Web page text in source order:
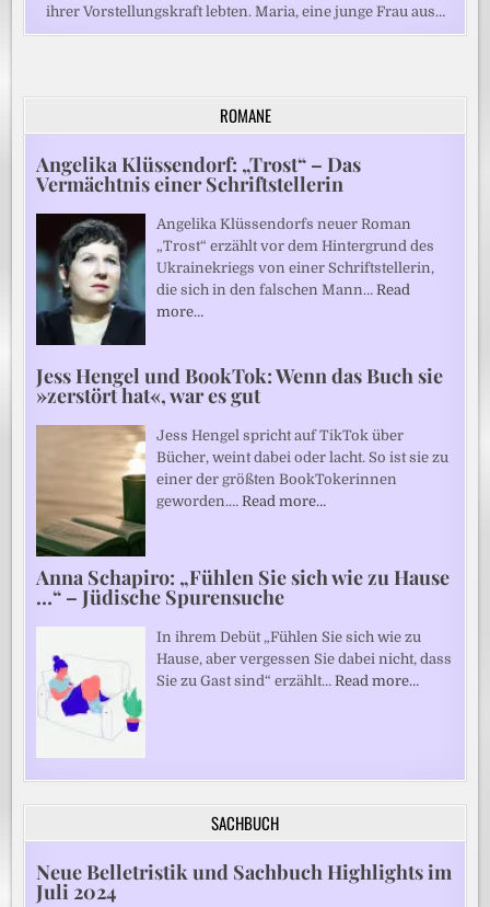
ihrer Vorstellungskraft lebten. Maria, eine junge Frau aus…
ROMANE
Angelika Klüssendorf: „Trost“ – Das
Vermächtnis einer Schriftstellerin
Angelika Klüssendorfs neuer Roman
„Trost“ erzählt vor dem Hintergrund des
Ukrainekriegs von einer Schriftstellerin,
die sich in den falschen Mann…Read
more…
Jess Hengel und BookTok: Wenn das Buch sie
»zerstört hat«, war es gut
Jess Hengel spricht auf TikTok über
Bücher, weint dabei oder lacht. So ist sie zu
einer der größten BookTokerinnen
geworden.…Read more…
Anna Schapiro: „Fühlen Sie sich wie zu Hause
…“ – Jüdische Spurensuche
In ihrem Debüt „Fühlen Sie sich wie zu
Hause, aber vergessen Sie dabei nicht, dass
Sie zu Gast sind“ erzählt…Read more…
SACHBUCH
Neue Belletristik und Sachbuch Highlights im
Juli 2024